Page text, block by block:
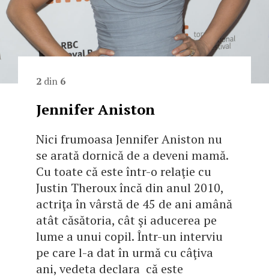
2 din 6
Jennifer Aniston
Nici frumoasa Jennifer Aniston nu
se arată dornică de a deveni mamă.
Cu toate că este într-o relaţie cu
Justin Theroux încă din anul 2010,
actriţa în vârstă de 45 de ani amână
atât căsătoria, cât şi aducerea pe
lume a unui copil. Într-un interviu
pe care l-a dat în urmă cu câţiva
ani, vedeta declara că este